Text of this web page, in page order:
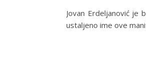
Jovan Erdeljanović je
ustaljeno ime ove